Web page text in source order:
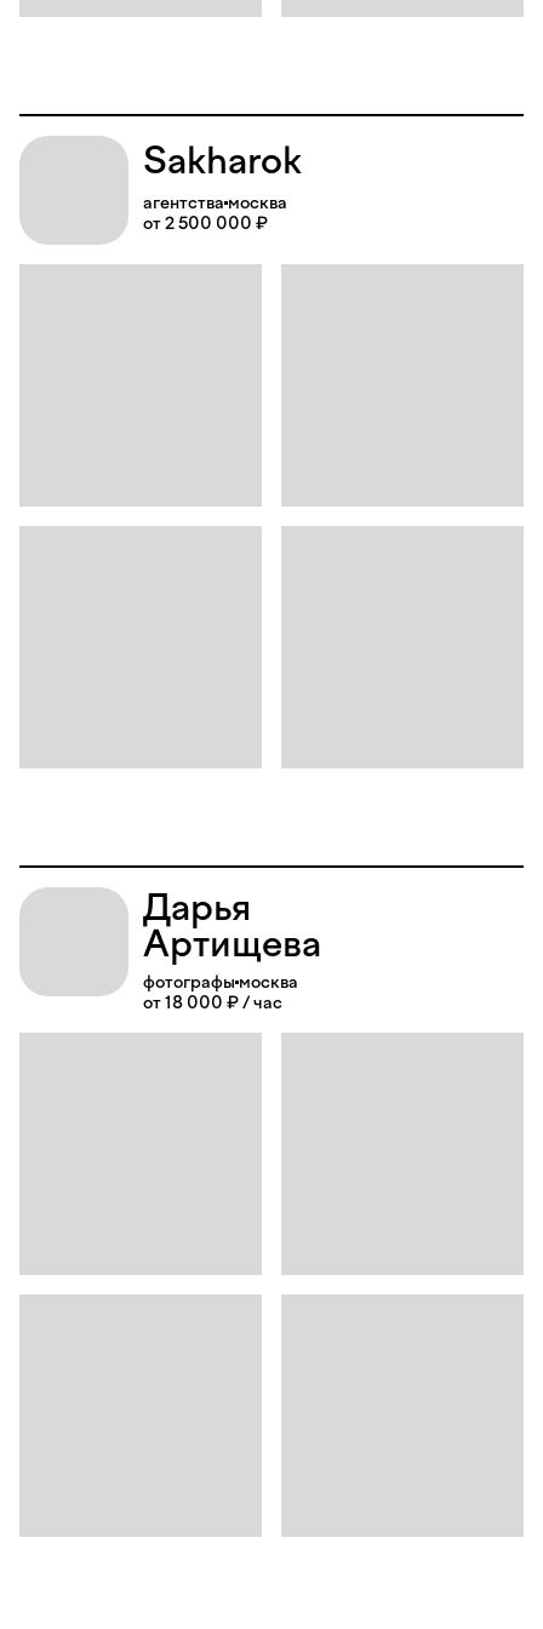
Sakharok
агентства москва
от 2 500 000 ₽
Дарья
Артищева
фотографы москва
от 18 000 ₽ / час